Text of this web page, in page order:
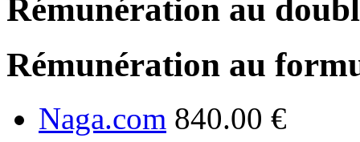
Rémunération au
Rémunération au
Naga.com 840.00 €